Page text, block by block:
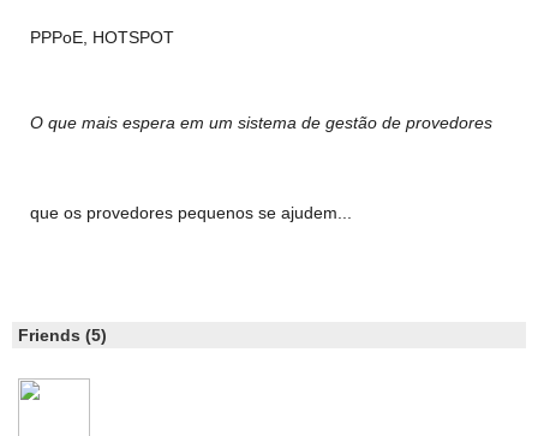
PPPoE, HOTSPOT
O que mais espera em um sistema de gestão de provedores
que os provedores pequenos se ajudem...
Friends (5)